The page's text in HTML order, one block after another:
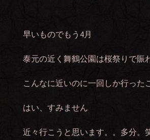
早いものでもう4月
泰元の近く舞鶴公園は桜祭りで賑
こんなに近いのに一回しか行った
はい、すみません
近々行こうと思います。。多分。